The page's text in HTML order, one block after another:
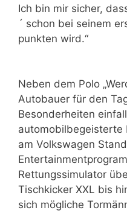
Ich bin mir sicher,
´ schon bei seinem
punkten wird.“
Neben dem Polo
Autobauer für den
Besonderheiten
automobilbegeisterte
am Volkswagen
Rettungssimulator
Tischkicker XXL bis
sich mögliche